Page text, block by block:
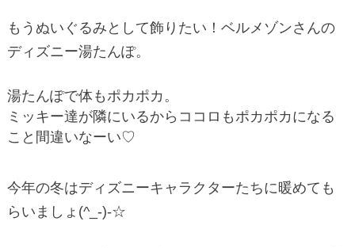
もうぬいぐるみとして飾りたい！ベルメゾンさんの
ディズニー湯たんぽ。
湯たんぽで体もポカポカ。
ミッキー達が隣にいるからココロもポカポカになる
こと間違いなーい♡
今年の冬はディズニーキャラクターたちに暖めても
らいましょ(^_-)-☆